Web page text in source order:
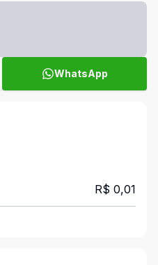
WhatsApp
R$ 0,01